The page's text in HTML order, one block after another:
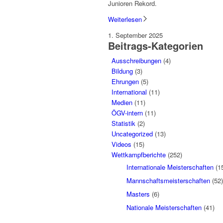
Junioren Rekord.
Weiterlesen
1. September 2025
Beitrags-Kategorien
Ausschreibungen (4)
Bildung (3)
Ehrungen (5)
International (11)
Medien (11)
ÖGV-intern (11)
Statistik (2)
Uncategorized (13)
Videos (15)
Wettkampfberichte (252)
Internationale Meisterschaften
Mannschaftsmeisterschaften (52)
Masters (6)
Nationale Meisterschaften (41)